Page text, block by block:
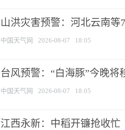
山洪灾害预警：河北云南
中国天气网 2026-08-07 18:05
台风预警：“白海豚”今晚将
中国天气网 2026-08-07 18:05
江西永新：中稻开镰抢收忙